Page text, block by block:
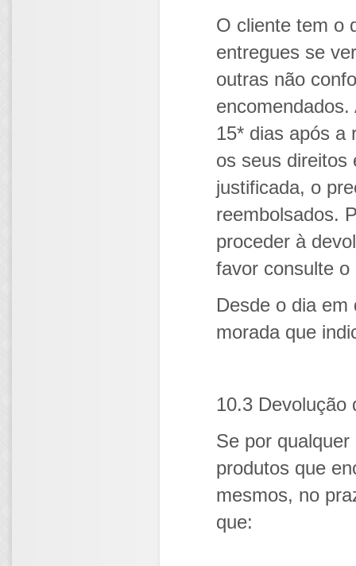
O cliente tem o
entregues se
outras não
15* dias após a
os seus direitos
justificada, o
reembolsados.
proceder à
favor consulte
Desde o dia em
morada que
10.3 Devolução
Se por
produtos que
mesmos, no
que: